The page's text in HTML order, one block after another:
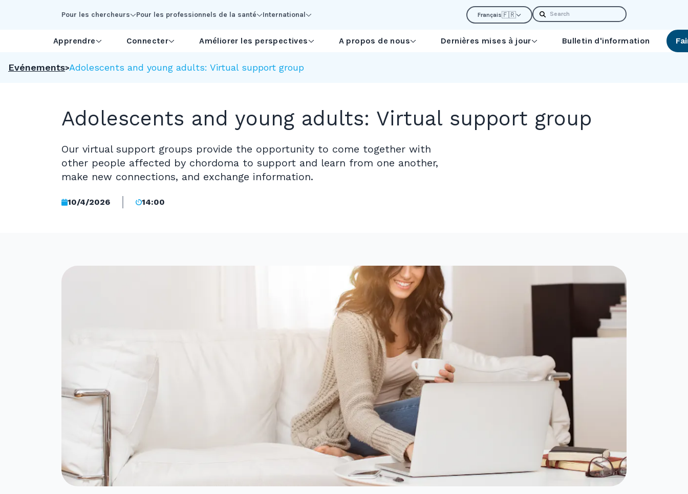
Pour les chercheurs Pour les professionnels de la santé International Français🇫🇷 Search
Apprendre Connecter Améliorer les perspectives A propos de nous Dernières mises à jour Bulletin d'information
Evénements Adolescents and young adults: Virtual support group
Adolescents and young adults: Virtual support group
Our virtual support groups provide the opportunity to come together with
other people affected by chordoma to support and learn from one another,
make new connections, and exchange information.
10/4/2026 14:00